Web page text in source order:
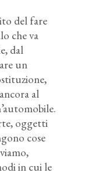
del fare
che va
dal
un
al
oggetti
cose
in cui le